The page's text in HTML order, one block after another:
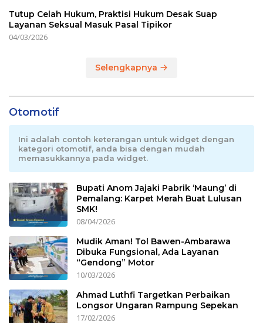
Tutup Celah Hukum, Praktisi Hukum Desak Suap
Layanan Seksual Masuk Pasal Tipikor
04/03/2026
Selengkapnya
Otomotif
Ini adalah contoh keterangan untuk widget dengan
kategori otomotif, anda bisa dengan mudah
memasukkannya pada widget.
Bupati Anom Jajaki Pabrik ‘Maung’ di
Pemalang: Karpet Merah Buat Lulusan
SMK!
08/04/2026
Mudik Aman! Tol Bawen-Ambarawa
Dibuka Fungsional, Ada Layanan
“Gendong” Motor
10/03/2026
Ahmad Luthfi Targetkan Perbaikan
Longsor Ungaran Rampung Sepekan
17/02/2026